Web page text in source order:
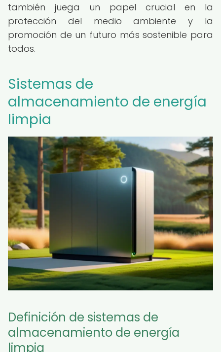
también juega un papel crucial en la
protección del medio ambiente y la
promoción de un futuro más sostenible para
todos.
Sistemas de
almacenamiento de energía
limpia
Definición de sistemas de
almacenamiento de energía
limpia